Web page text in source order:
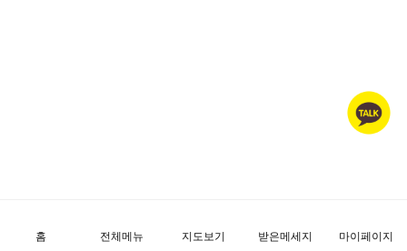
홈 전체메뉴 지도보기 받은메세지 마이페이지